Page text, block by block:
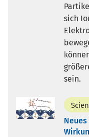
sich
sein.